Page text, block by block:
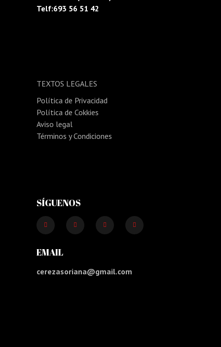
Telf:693 56 51 42
TEXTOS LEGALES
Política de Privacidad
Política de Cokkies
Aviso legal
Términos y Condiciones
SÍGUENOS
EMAIL
cerezasoriana@gmail.com